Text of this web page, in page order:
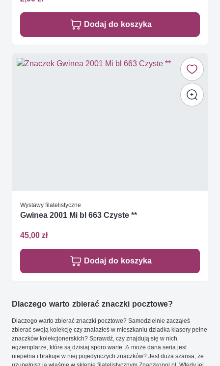
Dodaj do koszyka
Wystawy filatelistyczne
Gwinea 2001 Mi bl 663 Czyste **
45,00 zł
Dodaj do koszyka
Dlaczego warto zbierać znaczki pocztowe?
Dlaczego warto zbierać znaczki pocztowe? Samodzielnie zacząłeś
zbierać swoją kolekcję czy znalazłeś w mieszkaniu dziadka klasery pełne
znaczków kolekcjonerskich? Sprawdź, czy znajdują się w nich
egzemplarze, które są dzisiaj sporo warte. A może dana seria jest
niepełna i brakuje w niej pojedynczych znaczków? Jest duża szansa, że